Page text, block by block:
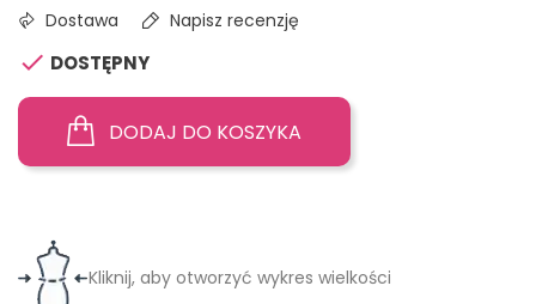
Dostawa Napisz recenzję
 DOSTĘPNY
DODAJ DO KOSZYKA
Kliknij, aby otworzyć wykres wielkości